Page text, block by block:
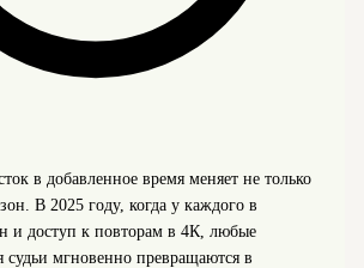
в добавленное время меняет не только
В 2025 году, когда у каждого в
и доступ к повторам в 4К, любые
мгновенно превращаются в